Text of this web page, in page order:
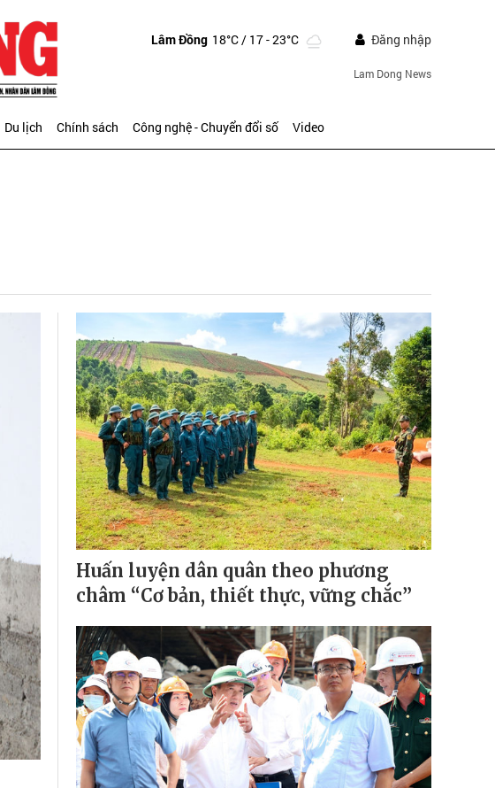
Lâm Đồng 18°C/ 17 - 23°C Đăng nhập
Lam Dong News
Du lịch Chính sách Công nghệ - Chuyển đổi số Video
Huấn luyện dân quân theo phương
châm “Cơ bản, thiết thực, vững chắc”